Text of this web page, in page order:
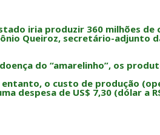
iria produzir 360 milhões de
Queiroz, secretário-adjunto
do “amarelinho”, os
o custo de produção
despesa de US$ 7,30 (dólar a